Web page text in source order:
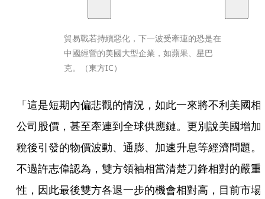
貿易戰若持續惡化，下一波受牽連的恐是在
中國經營的美國大型企業，如蘋果、星巴
克。（東方IC）
「這是短期內偏悲觀的情況，如此一來將不利美國相
公司股價，甚至牽連到全球供應鏈。更別說美國增加
稅後引發的物價波動、通膨、加速升息等經濟問題。
不過許志偉認為，雙方領袖相當清楚刀鋒相對的嚴重
性，因此最後雙方各退一步的機會相對高，目前市場